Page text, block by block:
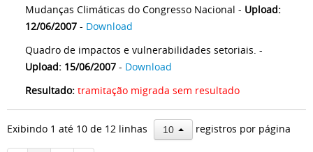
Mudanças Climáticas do Congresso Nacional - Upload:
12/06/2007 - Download
Quadro de impactos e vulnerabilidades setoriais. -
Upload: 15/06/2007 - Download
Resultado: tramitação migrada sem resultado
Exibindo 1 até 10 de 12 linhas 10 registros por página